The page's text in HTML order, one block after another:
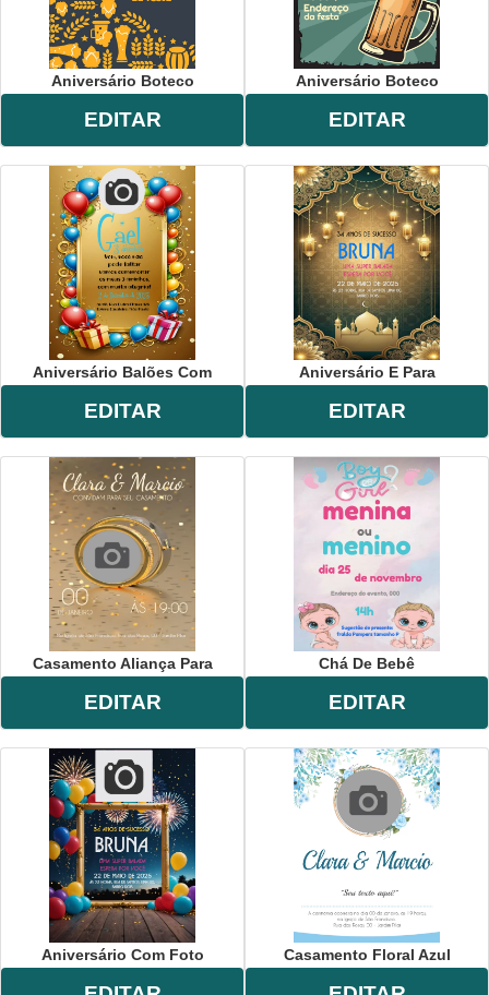
Aniversário Boteco
EDITAR
Aniversário Boteco
EDITAR
Aniversário Balões Com
EDITAR
Aniversário E Para
EDITAR
Casamento Aliança Para
EDITAR
Chá De Bebê
EDITAR
Aniversário Com Foto Casamento Floral Azul